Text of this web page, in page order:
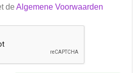
de Algemene Voorwaarden